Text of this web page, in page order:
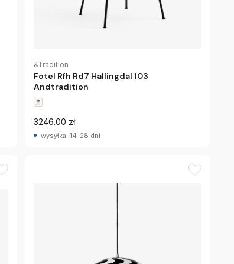
&Tradition
Fotel Rfh Rd7 Hallingdal 103
Andtradition
3246.00 zł
wysyłka: 14-28 dni